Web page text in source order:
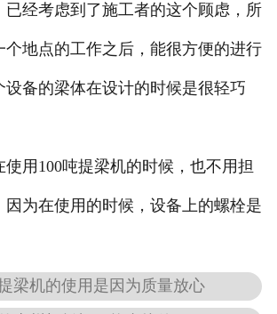
已经考虑到了施工者的这个顾虑，所
个地点的工作之后，能很方便的进行
设备的梁体在设计的时候是很轻巧
100吨提梁机的时候，也不用担
因为在使用的时候，设备上的螺栓是
梁机的使用是因为质量放心